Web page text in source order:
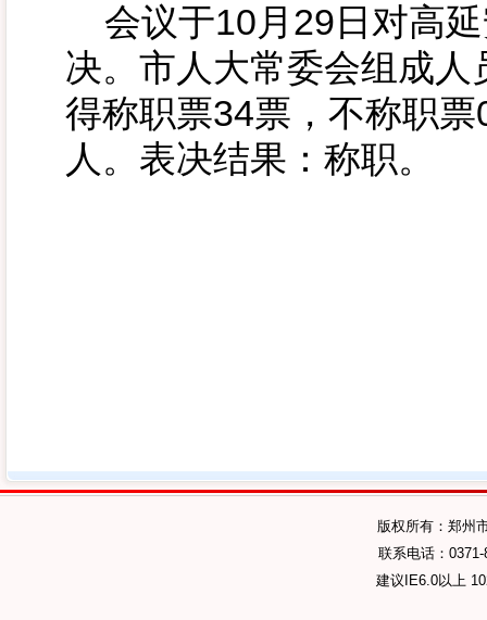
会议于10月29日对高
决。市人大常委会组成
得称职票34票，不称职
人。表决结果：称职。
版权所有：郑州
联系电话：
建议IE6.0以上